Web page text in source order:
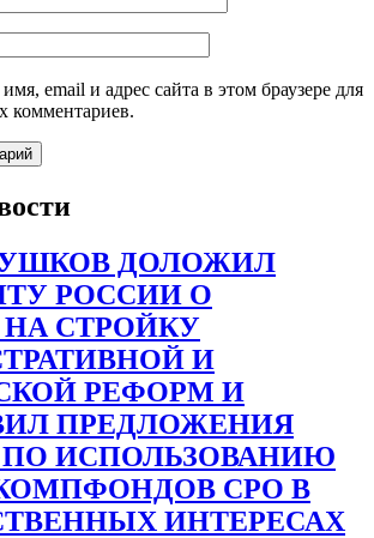
email и адрес сайта в этом браузере для
комментариев.
ДОЛОЖИЛ
РОССИИ О
СТРОЙКУ
И
РЕФОРМ И
ПРЕДЛОЖЕНИЯ
ИСПОЛЬЗОВАНИЮ
СРО В
ИНТЕРЕСАХ